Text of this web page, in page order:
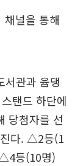
널을 통해
서관과 윰댕
탠드 하단에
당첨자를 선
다. △2등(1
등(10명)